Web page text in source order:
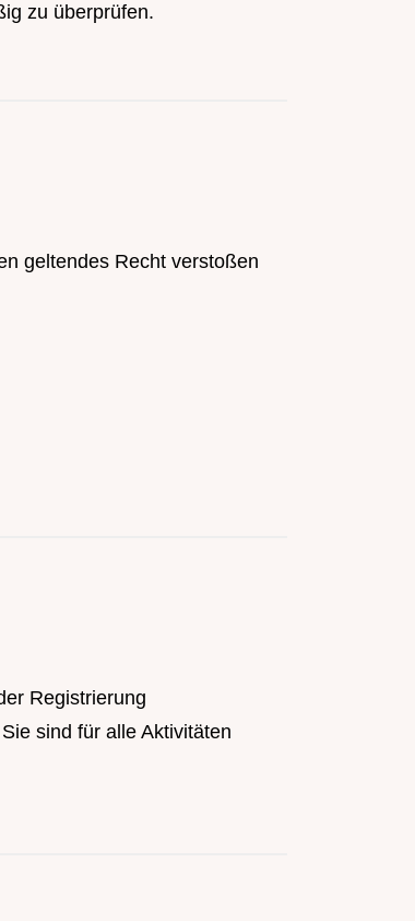
zu überprüfen.
geltendes Recht verstoßen
Registrierung
sind für alle Aktivitäten